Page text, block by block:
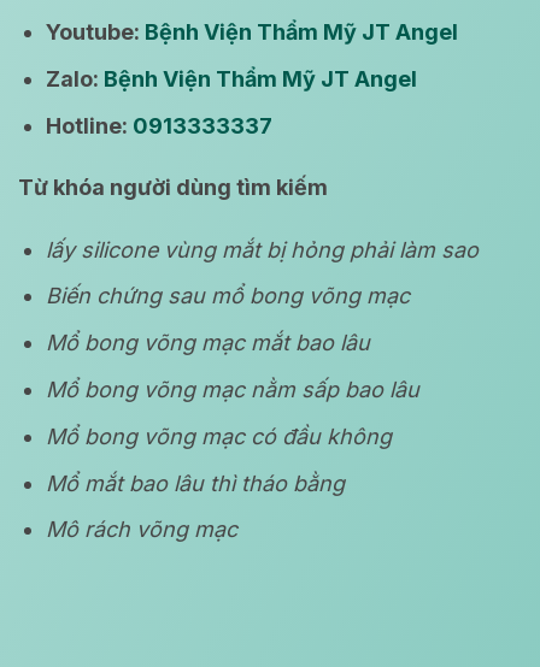
Youtube: Bệnh Viện Thẩm Mỹ JT Angel
Zalo: Bệnh Viện Thẩm Mỹ JT Angel
Hotline: 0913333337
Từ khóa người dùng tìm kiếm
lấy silicone vùng mắt bị hỏng phải làm sao
Biến chứng sau mổ bong võng mạc
Mổ bong võng mạc mắt bao lâu
Mổ bong võng mạc nằm sấp bao lâu
Mổ bong võng mạc có đầu không
Mổ mắt bao lâu thì tháo bằng
Mô rách võng mạc